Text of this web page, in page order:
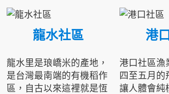
龍水社區
龍水里是琅嶠米的產地，
是台灣最南端的有機稻作
區，自古以來這裡就是恆
港
港口社區漁
四至五月的
讓人體會純